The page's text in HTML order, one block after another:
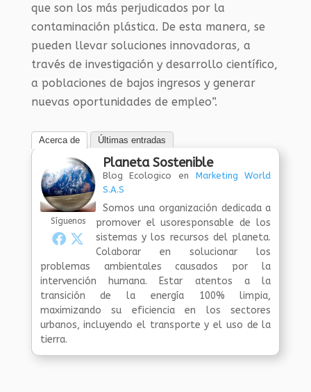
que son los más perjudicados por la
contaminación plástica. De esta manera, se
pueden llevar soluciones innovadoras, a
través de investigación y desarrollo científico,
a poblaciones de bajos ingresos y generar
nuevas oportunidades de empleo”.
Acerca de Últimas entradas
Síguenos
Planeta Sostenible
Blog Ecologico en Marketing World
S.A.S
Somos una organización dedicada a
promover el usoresponsable de los
sistemas y los recursos del planeta.
Colaborar en solucionar los
problemas ambientales causados por la
intervención humana. Estar atentos a la
transición de la energía 100% limpia,
maximizando su eficiencia en los sectores
urbanos, incluyendo el transporte y el uso de la
tierra.